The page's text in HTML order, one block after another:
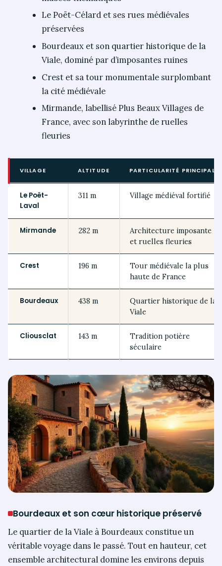
Le Poët-Célard et ses rues médiévales
préservées
Bourdeaux et son quartier historique de la
Viale, dominé par d’imposantes ruines
Crest et sa tour monumentale surplombant
la cité médiévale
Mirmande, labellisé Plus Beaux Villages de
France, avec son labyrinthe de ruelles
fleuries
VILLAGE ALTITUDE PARTICULARITÉ PRINCIPALE
Le Poët-
Laval
311 m Village médiéval fortifié
Mirmande 282 m
Architecture imposante
et ruelles fleuries
Crest 196 m
Tour médiévale la plus
haute de France
Bourdeaux 438 m
Quartier historique de la
Viale
Cliousclat 143 m
Tradition potière
séculaire
Bourdeaux et son cœur historique préservé
Le quartier de la Viale à Bourdeaux constitue un
véritable voyage dans le passé. Tout en hauteur, cet
ensemble architectural domine les environs depuis